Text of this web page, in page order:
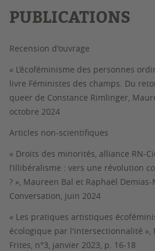
PUBLICATIONS
Recension d'ouvrage
« L’écoféminisme des personnes
livre Féministes des champs. Du
queer de Constance Rimlinger,
octobre 2024
Articles non-scientifiques
« Droits des minorités, alliance RN-
l’illibéralisme : vers une révolution
? », Maureen Bal et Raphaël Demias-
Conversation, juin 2024
« Les pratiques artistiques
écologique par l'intersectionnalité »,
Frites, n°3, janvier 2023, p. 16-18